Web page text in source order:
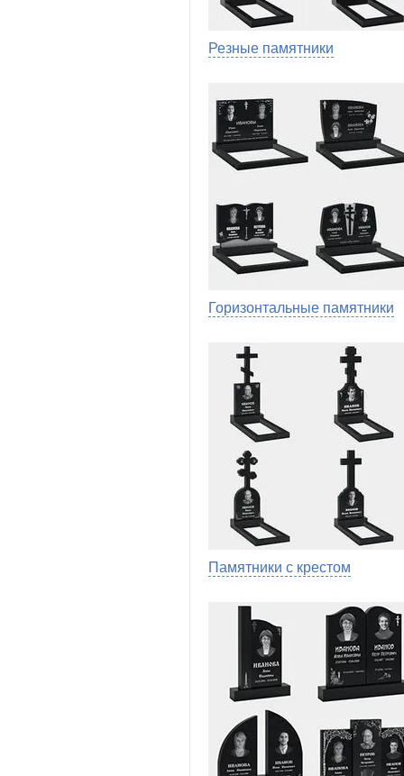
Резные памятники
Горизонтальные памятники
Памятники с крестом